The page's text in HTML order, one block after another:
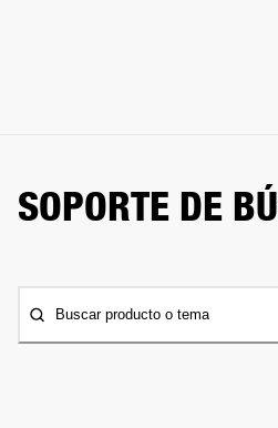
SOPORTE DE
Buscar producto o tema